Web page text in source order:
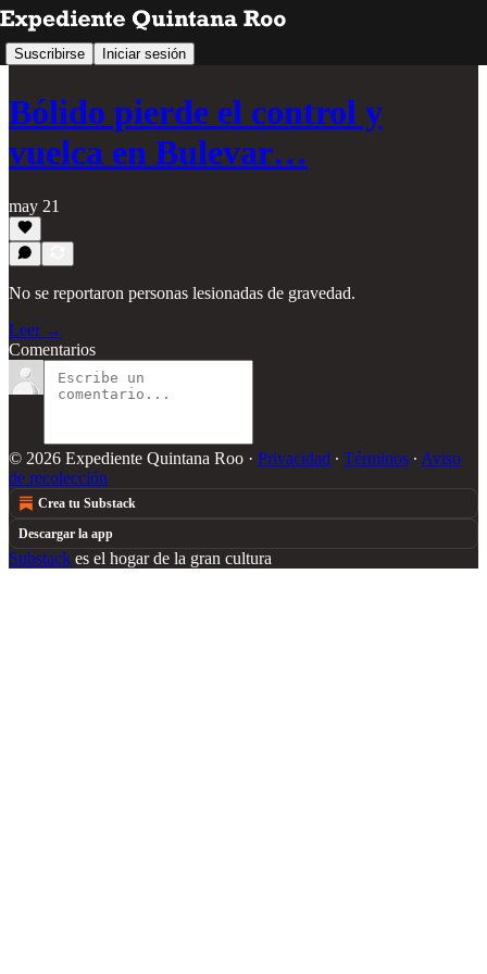
Suscribirse Iniciar sesión
Bólido pierde el control y
vuelca en Bulevar…
may 21
No se reportaron personas lesionadas de gravedad.
Leer →
Comentarios
© 2026 Expediente Quintana Roo · Privacidad ∙ Términos ∙ Aviso
de recolección
Crea tu Substack
Descargar la app
Substack es el hogar de la gran cultura